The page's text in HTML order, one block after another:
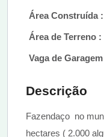
Área Construída :
Área de Terreno :
Vaga de
Descrição
Fazendaço no
hectares ( 2.000